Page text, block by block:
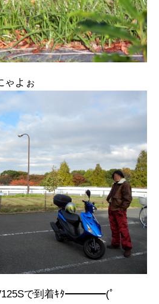
ゃよぉ
で到着ｷﾀ━━━━(ﾟ